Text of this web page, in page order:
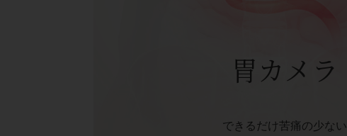
胃カメラ
できるだけ苦痛の少ない